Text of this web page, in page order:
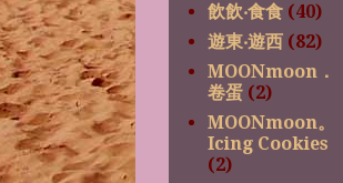
飲飲‧食食 (40)
遊東‧遊西 (82)
MOONmoon．
卷蛋 (2)
MOONmoon。
Icing Cookies
(2)